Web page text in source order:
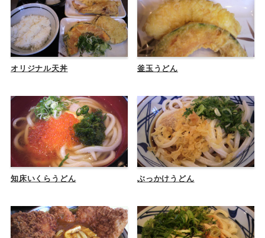
オリジナル天丼 釜玉うどん
知床いくらうどん ぶっかけうどん